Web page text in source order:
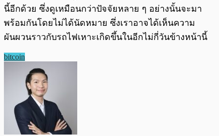
นี้อีกด้วย ซึ่งดูเหมือนกว่าปัจจัยหลาย ๆ อย่างนั้นจะมา
พร้อมกันโดยไม่ได้นัดหมาย ซึ่งเราอาจได้เห็นความ
ผันผวนราวกับรถไฟเหาะเกิดขึ้นในอีกไม่กี่วันข้างหน้านี้
bitcoin